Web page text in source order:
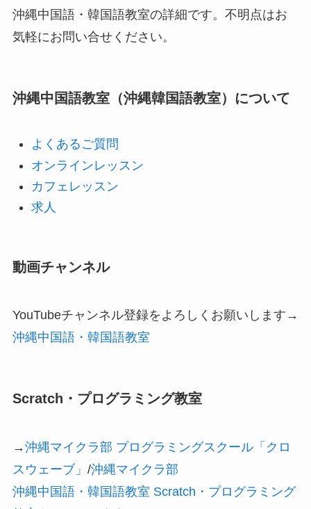
沖縄中国語・韓国語教室の詳細です。不明点はお
気軽にお問い合せください。
沖縄中国語教室（沖縄韓国語教室）について
よくあるご質問
オンラインレッスン
カフェレッスン
求人
動画チャンネル
YouTubeチャンネル登録をよろしくお願いします→
沖縄中国語・韓国語教室
Scratch・プログラミング教室
→沖縄マイクラ部 プログラミングスクール「クロ
スウェーブ」 /沖縄マイクラ部
沖縄中国語・韓国語教室 Scratch・プログラミング